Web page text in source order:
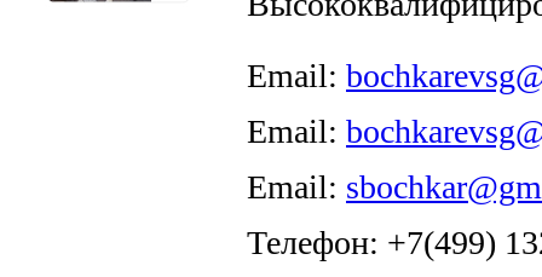
Email:
Email:
Email:
Телефон: +7(499)